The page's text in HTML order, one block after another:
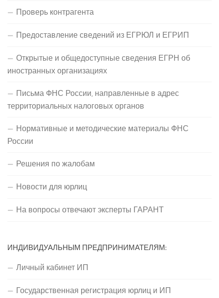
Проверь контрагента
Предоставление сведений из ЕГРЮЛ и ЕГРИП
Открытые и общедоступные сведения ЕГРН об
иностранных организациях
Письма ФНС России, направленные в адрес
территориальных налоговых органов
Нормативные и методические материалы ФНС
России
Решения по жалобам
Новости для юрлиц
На вопросы отвечают эксперты ГАРАНТ
ИНДИВИДУАЛЬНЫМ ПРЕДПРИНИМАТЕЛЯМ:
Личный кабинет ИП
Государственная регистрация юрлиц и ИП